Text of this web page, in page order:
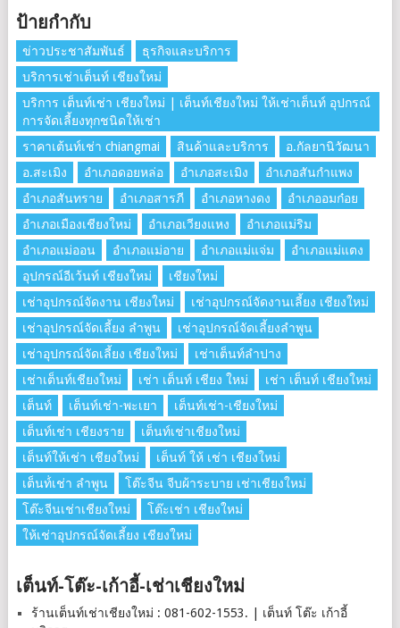
ป้ายกำกับ
ข่าวประชาสัมพันธ์
ธุรกิจและบริการ
บริการเช่าเต็นท์ เชียงใหม่
บริการ เต็นท์เช่า เชียงใหม่ | เต็นท์เชียงใหม่ ให้เช่าเต็นท์ อุปกรณ์
การจัดเลี้ยงทุกชนิดให้เช่า
ราคาเต้นท์เช่า chiangmai
สินค้าและบริการ
อ.กัลยานิวัฒนา
อ.สะเมิง
อำเภอดอยหล่อ อำเภอสะเมิง
อำเภอสันกำแพง
อำเภอสันทราย
อำเภอสารภี อำเภอหางดง
อำเภออมก๋อย
อำเภอเมืองเชียงใหม่
อำเภอเวียงแหง
อำเภอแม่ริม
อำเภอแม่ออน
อำเภอแม่อาย อำเภอแม่แจ่ม
อำเภอแม่แตง
อุปกรณ์อีเว้นท์ เชียงใหม่
เชียงใหม่
เช่าอุปกรณ์จัดงาน เชียงใหม่
เช่าอุปกรณ์จัดงานเลี้ยง เชียงใหม่
เช่าอุปกรณ์จัดเลี้ยง ลําพูน
เช่าอุปกรณ์จัดเลี้ยงลําพูน
เช่าอุปกรณ์จัดเลี้ยง เชียงใหม่
เช่าเต็นท์ลำปาง
เช่าเต็นท์เชียงใหม่
เช่า เต็นท์ เชียง ใหม่
เช่า เต็นท์ เชียงใหม่
เต็นท์
เต็นท์เช่า-พะเยา
เต็นท์เช่า-เชียงใหม่
เต็นท์เช่า เชียงราย
เต็นท์เช่าเชียงใหม่
เต็นท์ให้เช่า เชียงใหม่
เต็นท์ ให้ เช่า เชียงใหม่
เต็นท์่เช่า ลำพูน
โต๊ะจีน จีบผ้าระบาย เช่าเชียงใหม่
โต๊ะจีนเช่าเชียงใหม่
โต๊ะเช่า เชียงใหม่
ให้เช่าอุปกรณ์จัดเลี้ยง เชียงใหม่
เต็นท์-โต๊ะ-เก้าอี้-เช่าเชียงใหม่
ร้านเต็นท์เช่าเชียงใหม่ : 081-602-1553. | เต็นท์ โต๊ะ เก้าอี้